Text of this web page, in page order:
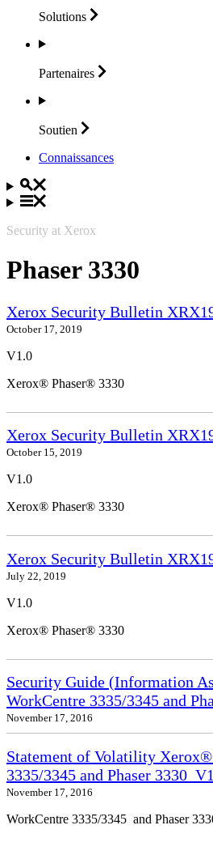
Solutions
Partenaires
Soutien
Connaissances
Security at Xerox
Phaser 3330
Xerox Security Bulletin
October 17, 2019
V1.0
Xerox® Phaser® 3330
Xerox Security Bulletin
October 15, 2019
V1.0
Xerox® Phaser® 3330
Xerox Security Bulletin
July 22, 2019
V1.0
Xerox® Phaser® 3330
Security Guide (Information
WorkCentre 3335/3345 and
November 17, 2016
Statement of Volatility
3335/3345 and Phaser
November 17, 2016
WorkCentre 3335/3345 and Phaser